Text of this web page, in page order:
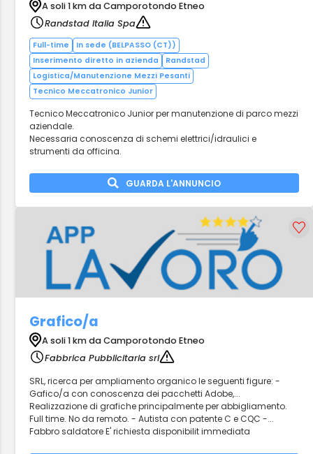
A soli 1 km da Camporotondo Etneo
Randstad Italia Spa
Full-time
In sede (BELPASSO (CT))
Inserimento diretto in azienda
Randstad
Logistica/Manutenzione Mezzi Pesanti
Tecnico Meccatronico Junior
Tecnico Meccatronico Junior per manutenzione di parco mezzi
aziendale.
Necessaria conoscenza di schemi elettrici/idraulici e
strumenti da officina.
GUARDA L'ANNUNCIO
Grafico/a
A soli 1 km da Camporotondo Etneo
Fabbrica Pubblicitaria srl
SRL, ricerca per ampliamento organico le seguenti figure: -
Gafico/a con conoscenza dei pacchetti Adobe,...
Realizzazione di grafiche principalmente per abbigliamento.
Full time. No da remoto. - Autista con patente C e CQC -...
Fabbro saldatore E' richiesta disponibilit immediata